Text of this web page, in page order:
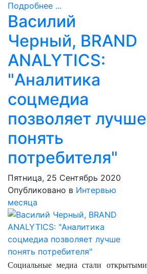
Подробнее ...
Василий
Черный, BRAND
ANALYTICS:
"Аналитика
соцмедиа
позволяет лучше
понять
потребителя"
Пятница, 25 Сентябрь 2020
Опубликовано в Интервью
месяца
Социальные медиа стали открытыми